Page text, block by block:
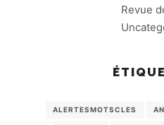
Revue
ALERTESMOTSCLES